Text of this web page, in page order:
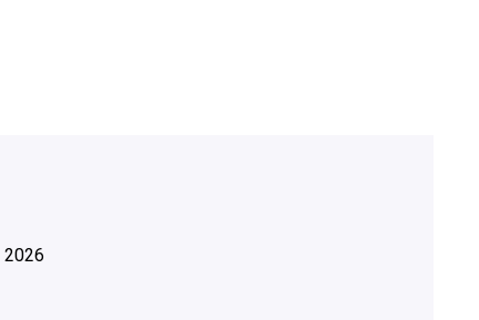
2026